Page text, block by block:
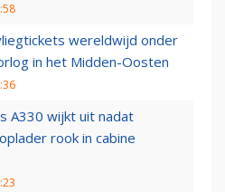
wereldwijd onder
in het Midden-Oosten
A330 wijkt uit nadat
rook in cabine